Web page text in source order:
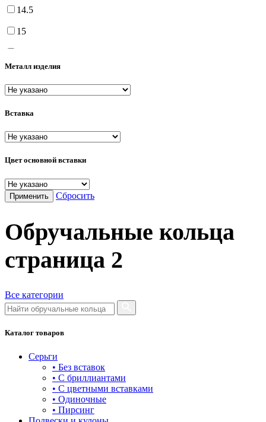
14.5
15
16.5
17
17.5
18
18.5
19
19.5
20.5
21.5
22
22.5
Металл изделия
Вставка
Цвет основной вставки
Применить Сбросить
Обручальные кольца
страница 2
Все категории
Каталог товаров
Серьги
• Без вставок
• С бриллиантами
• С цветными вставками
• Одиночные
• Пирсинг